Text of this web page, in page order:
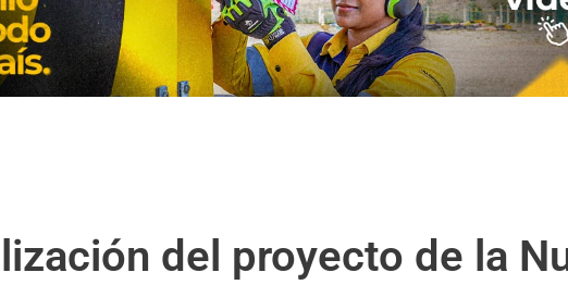
del proyecto de la